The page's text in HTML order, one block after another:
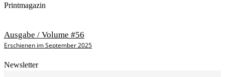
Printmagazin
Ausgabe / Volume #56
Erschienen im September 2025
Newsletter